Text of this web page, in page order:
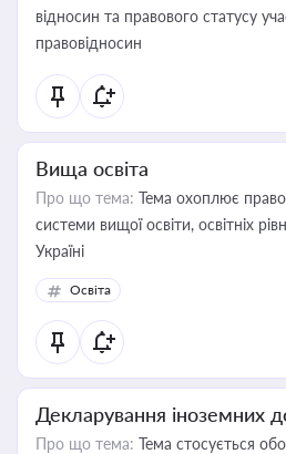
відносин та правового статусу
правовідносин
Вища освіта
Про що тема: Тема охоплює
системи вищої освіти, освітніх
Україні
Освіта
Декларування іноземних
Про що тема: Тема стосується